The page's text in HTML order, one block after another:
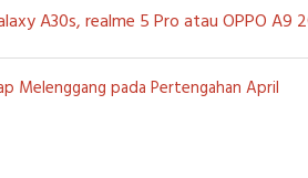
A30s, realme 5 Pro atau OPPO A9
Melenggang pada Pertengahan April